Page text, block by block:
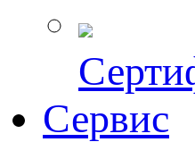
Сервис